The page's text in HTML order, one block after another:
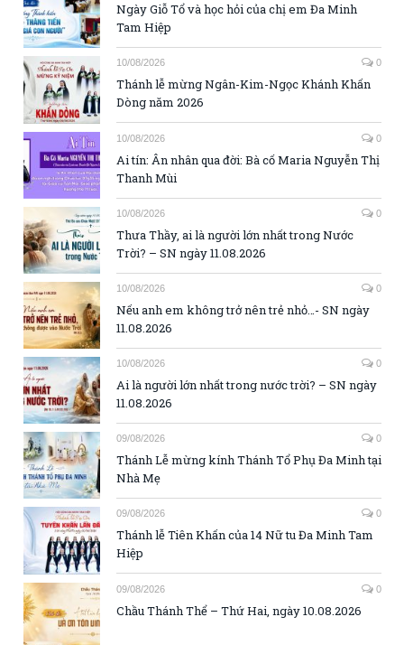
Ngày Giỗ Tổ và học hỏi của chị em Đa Minh
Tam Hiệp
10/08/2026 0
Thánh lễ mừng Ngân-Kim-Ngọc Khánh Khấn
Dòng năm 2026
10/08/2026 0
Ai tín: Ân nhân qua đời: Bà cố Maria Nguyễn Thị
Thanh Mùi
10/08/2026 0
Thưa Thầy, ai là người lớn nhất trong Nước
Trời? – SN ngày 11.08.2026
10/08/2026 0
Nếu anh em không trở nên trẻ nhỏ…- SN ngày
11.08.2026
10/08/2026 0
Ai là người lớn nhất trong nước trời? – SN ngày
11.08.2026
09/08/2026 0
Thánh Lễ mừng kính Thánh Tổ Phụ Đa Minh tại
Nhà Mẹ
09/08/2026 0
Thánh lễ Tiên Khấn của 14 Nữ tu Đa Minh Tam
Hiệp
09/08/2026 0
Chầu Thánh Thể – Thứ Hai, ngày 10.08.2026